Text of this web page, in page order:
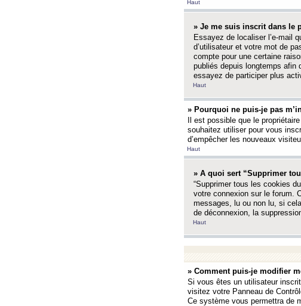
Haut
» Je me suis inscrit dans le
Essayez de localiser l’e-mail
d’utilisateur et votre mot de
compte pour une certaine
publiés depuis longtemps afin
essayez de participer plus
Haut
» Pourquoi ne puis-je pas
Il est possible que le
souhaitez utiliser pour vous
d’empêcher les nouveaux
Haut
» A quoi sert “Supprimer
“Supprimer tous les cookies
votre connexion sur le forum.
messages, lu ou non lu, si
de déconnexion, la
Haut
» Comment puis-je modifier
Si vous êtes un utilisateur
visitez votre Panneau de
Ce système vous permettra de